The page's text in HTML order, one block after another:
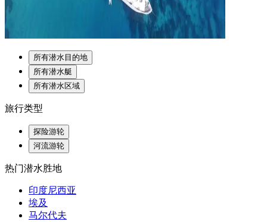
所有潜水目的地
所有潜水艇
所有潜水区域
旅行类型
探险游轮
河流游轮
热门潜水胜地
印度尼西亚
埃及
马尔代夫